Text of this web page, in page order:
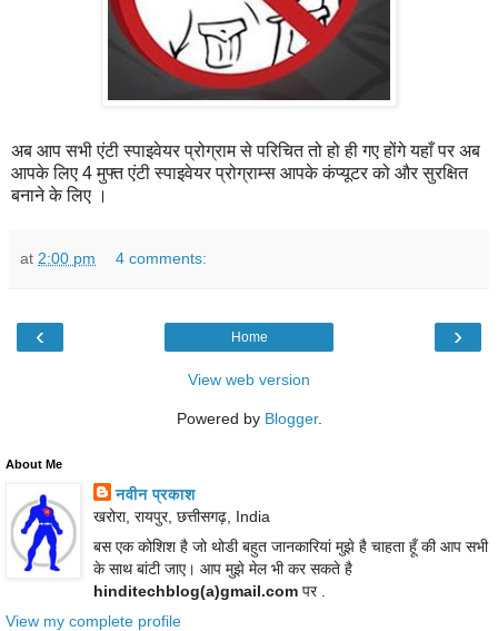
अब आप सभी एंटी स्पाइवेयर प्रोग्राम से परिचित तो हो ही गए होंगे यहाँ पर अब
आपके लिए 4 मुफ्त एंटी स्पाइवेयर प्रोग्राम्स आपके कंप्यूटर को और सुरक्षित
बनाने के लिए ।
at 2:00 pm 4 comments:
‹ ›
Home
View web version
Powered by Blogger.
About Me
नवीन प्रकाश
खरोरा, रायपुर, छत्तीसगढ़, India
बस एक कोशिश है जो थोडी बहुत जानकारियां मुझे है चाहता हूँ की आप सभी
के साथ बांटी जाए। आप मुझे मेल भी कर सकते है
hinditechblog(a)gmail.comपर .
View my complete profile